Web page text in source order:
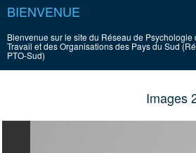
BIENVENUE
Bienvenue sur le site du Réseau de Psychologie
Travail et des Organisations des Pays du Sud
PTO-Sud)
Images